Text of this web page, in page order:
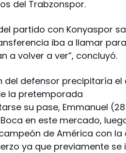
del Trabzonspor.
partido con Konyaspor
iba a llamar
a volver a ver”, concluyó.
del defensor precipitaría
la pretemporada
su pase, Emmanuel
en este mercado,
de América con la
ya que previamente